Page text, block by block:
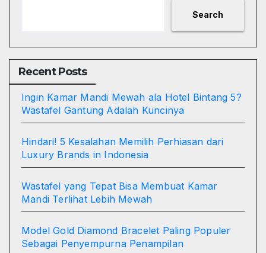
Search
Recent Posts
Ingin Kamar Mandi Mewah ala Hotel Bintang 5?
Wastafel Gantung Adalah Kuncinya
Hindari! 5 Kesalahan Memilih Perhiasan dari
Luxury Brands in Indonesia
Wastafel yang Tepat Bisa Membuat Kamar
Mandi Terlihat Lebih Mewah
Model Gold Diamond Bracelet Paling Populer
Sebagai Penyempurna Penampilan